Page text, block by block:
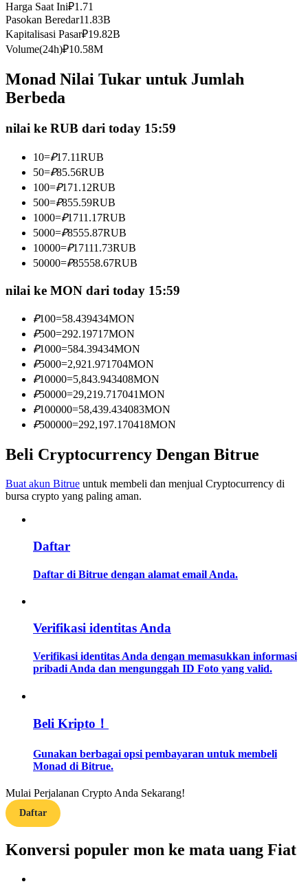
Copy Trading
Bergabunglah dengan pedagang top
Menjadi Pedagang Salinan
Nikmati pembagian keuntungan dan komisi copy trading
Informasi
Analisis data besar termasuk info perdagangan, dll.
Memandu
Strategi perdagangan
Menghasilkan
Harga Saat Ini₽1.71
Pasokan Beredar11.83B
Kapitalisasi Pasar₽19.82B
Volume(24h)₽10.58M
Monad Nilai Tukar untuk Jumlah
Berbeda
nilai ke RUB dari today 15:59
10=₽17.11RUB
50=₽85.56RUB
100=₽171.12RUB
500=₽855.59RUB
1000=₽1711.17RUB
5000=₽8555.87RUB
10000=₽17111.73RUB
50000=₽85558.67RUB
nilai ke MON dari today 15:59
₽100=58.439434MON
₽500=292.19717MON
₽1000=584.39434MON
₽5000=2,921.971704MON
₽10000=5,843.943408MON
₽50000=29,219.717041MON
₽100000=58,439.434083MON
₽500000=292,197.170418MON
Beli Cryptocurrency Dengan Bitrue
Buat akun Bitrue untuk membeli dan menjual Cryptocurrency di
bursa crypto yang paling aman.
Daftar
Daftar di Bitrue dengan alamat email Anda.
Verifikasi identitas Anda
Verifikasi identitas Anda dengan memasukkan informasi
pribadi Anda dan mengunggah ID Foto yang valid.
Beli Kripto！
Gunakan berbagai opsi pembayaran untuk membeli
Monad di Bitrue.
Mulai Perjalanan Crypto Anda Sekarang!
Daftar
Konversi populer mon ke mata uang Fiat